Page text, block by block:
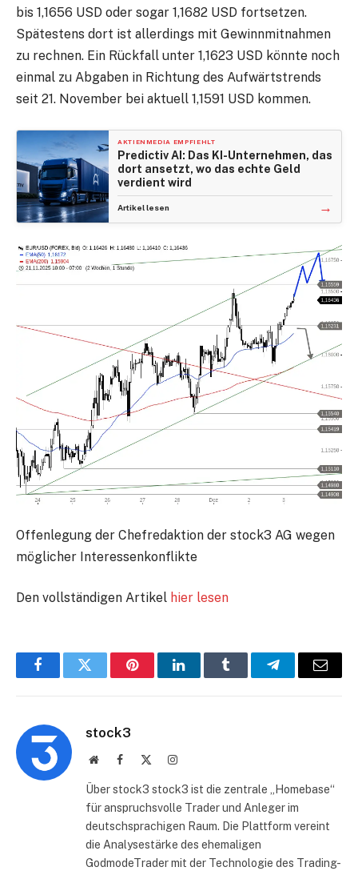
bis 1,1656 USD oder sogar 1,1682 USD fortsetzen.
Spätestens dort ist allerdings mit Gewinnmitnahmen
zu rechnen. Ein Rückfall unter 1,1623 USD könnte noch
einmal zu Abgaben in Richtung des Aufwärtstrends
seit 21. November bei aktuell 1,1591 USD kommen.
AKTIENMEDIA EMPFIEHLT
Predictiv AI: Das KI-Unternehmen, das
dort ansetzt, wo das echte Geld
verdient wird
Artikel lesen →
Offenlegung der Chefredaktion der stock3 AG wegen
möglicher Interessenkonflikte
Den vollständigen Artikel hier lesen
FacebookTwitter PinterestLinkedInTumblr TelegramE-
stock3
WebsiteFacebook Instagram
Über stock3 stock3 ist die zentrale „Homebase“
für anspruchsvolle Trader und Anleger im
deutschsprachigen Raum. Die Plattform vereint
die Analysestärke des ehemaligen
GodmodeTrader mit der Technologie des Trading-